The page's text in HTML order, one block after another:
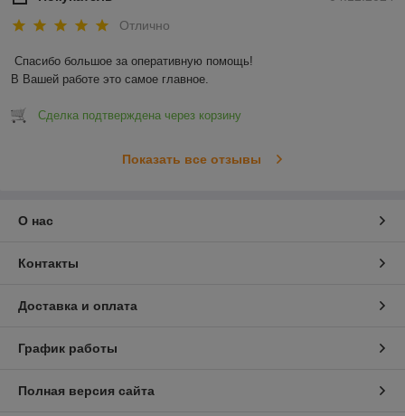
Отлично
Спасибо большое за оперативную помощь!
В Вашей работе это самое главное.
Сделка подтверждена через корзину
Показать все отзывы
О нас
Контакты
Доставка и оплата
График работы
Полная версия сайта